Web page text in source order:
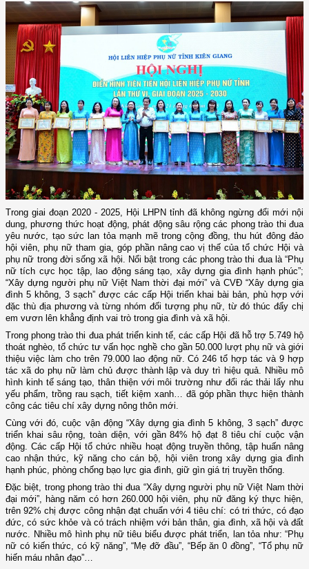
Trong giai đoạn 2020 - 2025, Hội LHPN tỉnh đã không ngừng đổi mới nội
dung, phương thức hoạt động, phát động sâu rộng các phong trào thi đua
yêu nước, tạo sức lan tỏa mạnh mẽ trong cộng đồng, thu hút đông đảo
hội viên, phụ nữ tham gia, góp phần nâng cao vị thế của tổ chức Hội và
phụ nữ trong đời sống xã hội. Nổi bật trong các phong trào thi đua là “Phụ
nữ tích cực học tập, lao động sáng tạo, xây dựng gia đình hạnh phúc”;
“Xây dựng người phụ nữ Việt Nam thời đại mới” và CVĐ “Xây dựng gia
đình 5 không, 3 sạch” được các cấp Hội triển khai bài bản, phù hợp với
đặc thù địa phương và từng nhóm đối tượng phụ nữ, từ đó thúc đẩy chị
em vươn lên khẳng định vai trò trong gia đình và xã hội.
Trong phong trào thi đua phát triển kinh tế, các cấp Hội đã hỗ trợ 5.749 hộ
thoát nghèo, tổ chức tư vấn học nghề cho gần 50.000 lượt phụ nữ và giới
thiệu việc làm cho trên 79.000 lao động nữ. Có 246 tổ hợp tác và 9 hợp
tác xã do phụ nữ làm chủ được thành lập và duy trì hiệu quả. Nhiều mô
hình kinh tế sáng tạo, thân thiện với môi trường như đổi rác thải lấy nhu
yếu phẩm, trồng rau sạch, tiết kiệm xanh… đã góp phần thực hiện thành
công các tiêu chí xây dựng nông thôn mới.
Cùng với đó, cuộc vận động “Xây dựng gia đình 5 không, 3 sạch” được
triển khai sâu rộng, toàn diện, với gần 84% hộ đạt 8 tiêu chí cuộc vận
động. Các cấp Hội tổ chức nhiều hoạt động truyền thông, tập huấn nâng
cao nhận thức, kỹ năng cho cán bộ, hội viên trong xây dựng gia đình
hạnh phúc, phòng chống bạo lực gia đình, giữ gìn giá trị truyền thống.
Đặc biệt, trong phong trào thi đua “Xây dựng người phụ nữ Việt Nam thời
đại mới”, hàng năm có hơn 260.000 hội viên, phụ nữ đăng ký thực hiện,
trên 92% chị được công nhận đạt chuẩn với 4 tiêu chí: có tri thức, có đạo
đức, có sức khỏe và có trách nhiệm với bản thân, gia đình, xã hội và đất
nước. Nhiều mô hình phụ nữ tiêu biểu được phát triển, lan tỏa như: “Phụ
nữ có kiến thức, có kỹ năng”, “Mẹ đỡ đầu”, “Bếp ăn 0 đồng”, “Tổ phụ nữ
hiến máu nhân đạo”…